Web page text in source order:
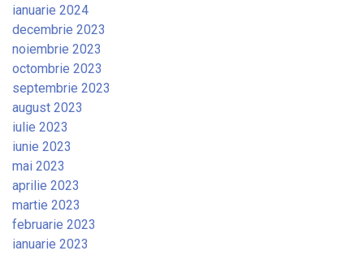
ianuarie 2024
decembrie 2023
noiembrie 2023
octombrie 2023
septembrie 2023
august 2023
iulie 2023
iunie 2023
mai 2023
aprilie 2023
martie 2023
februarie 2023
ianuarie 2023